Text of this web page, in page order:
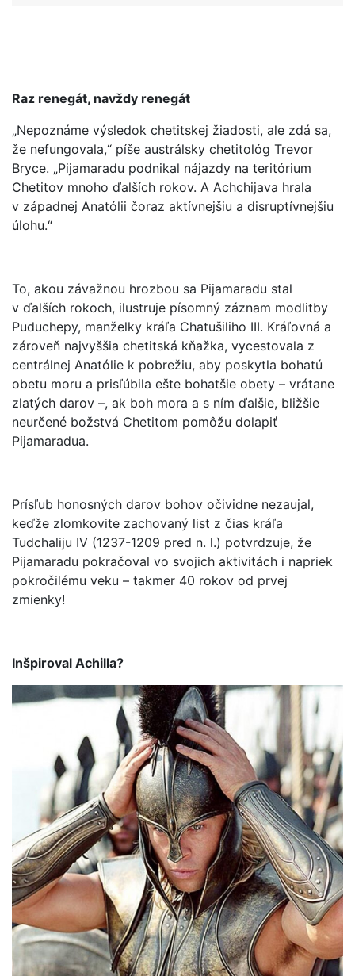
Raz renegát, navždy renegát
„Nepoznáme výsledok chetitskej žiadosti, ale zdá sa,
že nefungovala,“ píše austrálsky chetitológ Trevor
Bryce. „Pijamaradu podnikal nájazdy na teritórium
Chetitov mnoho ďalších rokov. A Achchijava hrala
v západnej Anatólii čoraz aktívnejšiu a disruptívnejšiu
úlohu.“
To, akou závažnou hrozbou sa Pijamaradu stal
v ďalších rokoch, ilustruje písomný záznam modlitby
Puduchepy, manželky kráľa Chatušiliho III. Kráľovná a
zároveň najvyššia chetitská kňažka, vycestovala z
centrálnej Anatólie k pobrežiu, aby poskytla bohatú
obetu moru a prisľúbila ešte bohatšie obety – vrátane
zlatých darov –, ak boh mora a s ním ďalšie, bližšie
neurčené božstvá Chetitom pomôžu dolapiť
Pijamaradua.
Prísľub honosných darov bohov očividne nezaujal,
keďže zlomkovite zachovaný list z čias kráľa
Tudchaliju IV (1237-1209 pred n. l.) potvrdzuje, že
Pijamaradu pokračoval vo svojich aktivitách i napriek
pokročilému veku – takmer 40 rokov od prvej
zmienky!
Inšpiroval Achilla?